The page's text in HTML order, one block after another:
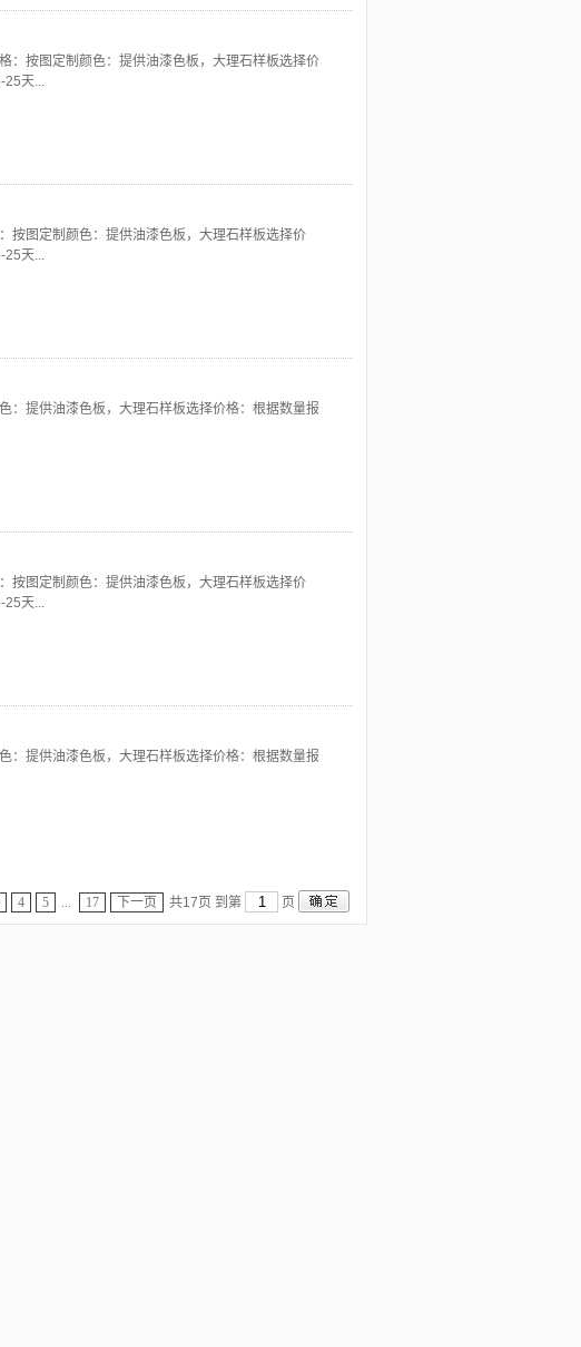
：按图定制颜色：提供油漆色板，大理石样板选择价
25天...
按图定制颜色：提供油漆色板，大理石样板选择价
25天...
：提供油漆色板，大理石样板选择价格：根据数量报
按图定制颜色：提供油漆色板，大理石样板选择价
25天...
：提供油漆色板，大理石样板选择价格：根据数量报
4 5 ... 17 下一页 共17页 到第 页